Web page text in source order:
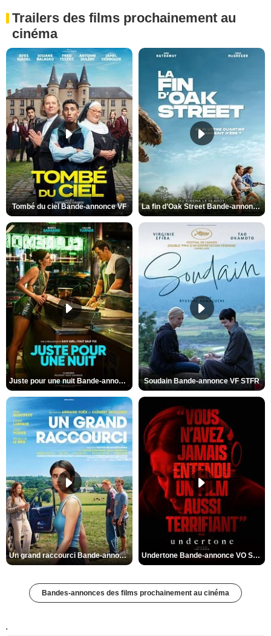
Trailers des films prochainement au
cinéma
Tombé du ciel Bande-annonce VF La fin d’Oak Street Bande-annonce VO STFR
Juste pour une nuit Bande-annonce VO STFR Soudain Bande-annonce VF STFR
Un grand raccourci Bande-annonce VF Undertone Bande-annonce VO STFR
Bandes-annonces des films prochainement au cinéma
'